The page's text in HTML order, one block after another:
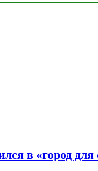
в «город для